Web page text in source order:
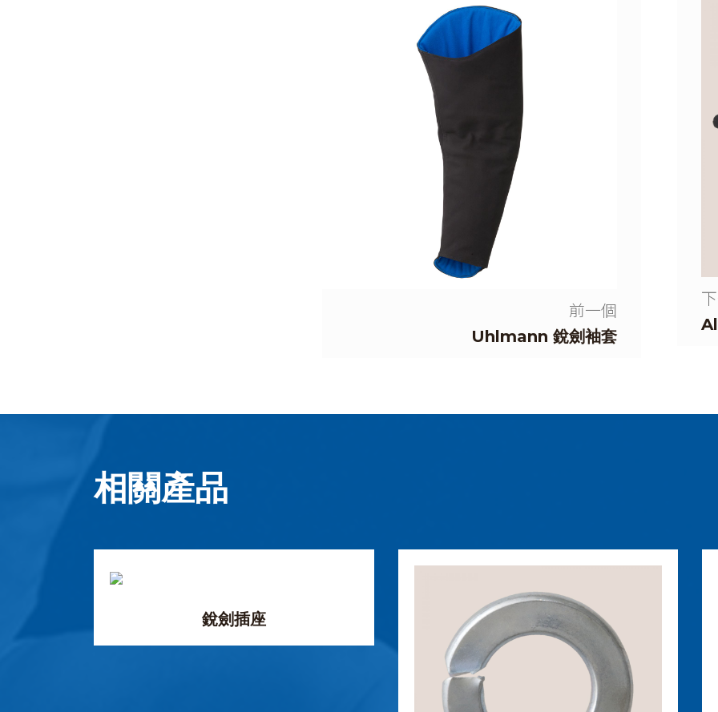
前一個
Uhlmann 銳劍袖套
相關產品
銳劍插座